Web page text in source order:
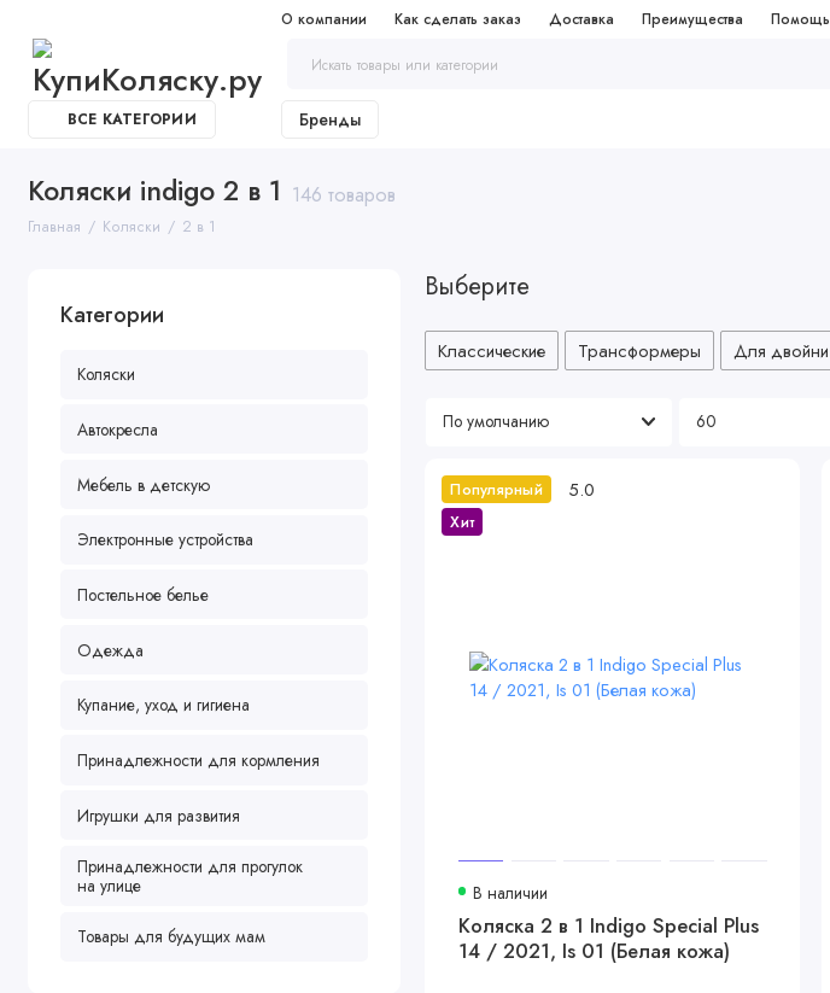
О компании Как сделать заказ Доставка Преимущества Помощь
ВСЕ КАТЕГОРИИ Бренды
Коляски indigo 2 в 1 146 товаров
Главная Коляски 2 в 1
Категории
Коляски
Автокресла
Мебель в детскую
Электронные устройства
Постельное белье
Одежда
Купание, уход и гигиена
Принадлежности для кормления
Игрушки для развития
Принадлежности для прогулок
на улице
Товары для будущих мам
Выберите
Классические Трансформеры Для двойни
Популярный
Хит
5.0
В наличии
Коляска 2 в 1 Indigo Special Plus
14 / 2021, Is 01 (Белая кожа)